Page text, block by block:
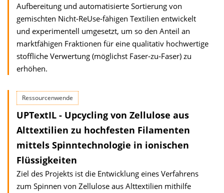
Aufbereitung und automatisierte Sortierung von
gemischten Nicht‐ReUse‐fähigen Textilien entwickelt
und experimentell umgesetzt, um so den Anteil an
marktfähigen Fraktionen für eine qualitativ hochwertige
stoffliche Verwertung (möglichst Faser‐zu‐Faser) zu
erhöhen.
Ressourcenwende
UPTextIL - Upcycling von Zellulose aus
Alttextilien zu hochfesten Filamenten
mittels Spinntechnologie in ionischen
Flüssigkeiten
Ziel des Projekts ist die Entwicklung eines Verfahrens
zum Spinnen von Zellulose aus Alttextilien mithilfe